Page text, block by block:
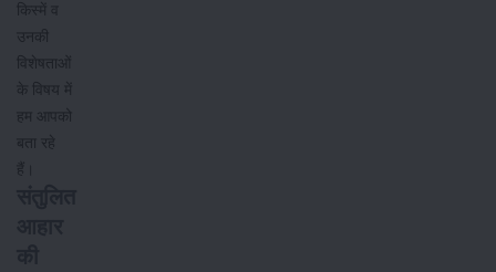
किस्में व
उनकी
विशेषताओं
के विषय में
हम आपको
बता रहे
हैं।